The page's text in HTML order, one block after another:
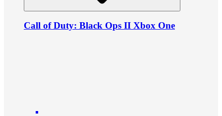
Call of Duty: Black Ops II Xbox One